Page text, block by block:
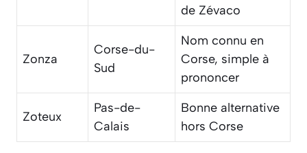
de Zévaco
Zonza
Corse-du-
Sud
Nom connu en
Corse, simple à
prononcer
Zoteux
Pas-de-
Calais
Bonne alternative
hors Corse